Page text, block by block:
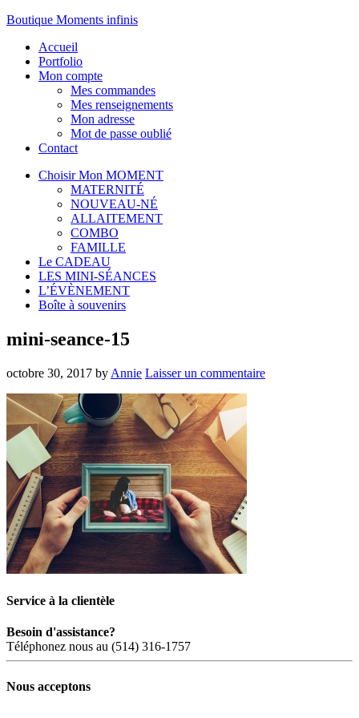
Boutique Moments infinis
Accueil
Portfolio
Mon compte
Mes commandes
Mes renseignements
Mon adresse
Mot de passe oublié
Contact
Choisir Mon MOMENT
MATERNITÉ
NOUVEAU-NÉ
ALLAITEMENT
COMBO
FAMILLE
Le CADEAU
LES MINI-SÉANCES
L’ÉVÈNEMENT
Boîte à souvenirs
mini-seance-15
octobre 30, 2017 by Annie Laisser un commentaire
Service à la clientèle
Besoin d'assistance?
Téléphonez nous au (514) 316-1757
Nous acceptons